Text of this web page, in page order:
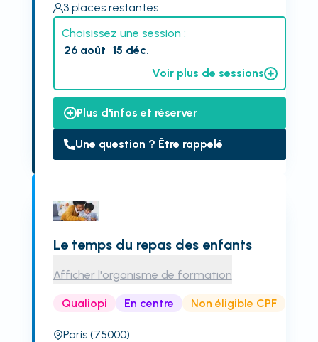
3 places restantes
Choisissez une session :
26 août 15 déc.
Voir plus de sessions
Plus d'infos et réserver
Une question ? Être rappelé
Le temps du repas des enfants
Afficher l'organisme de formation
Qualiopi En centre Non éligible CPF
Paris (75000)